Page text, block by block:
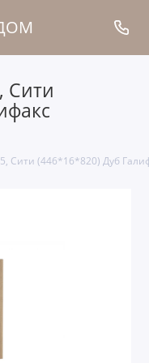
Сити
Сити (446*16*820) Дуб